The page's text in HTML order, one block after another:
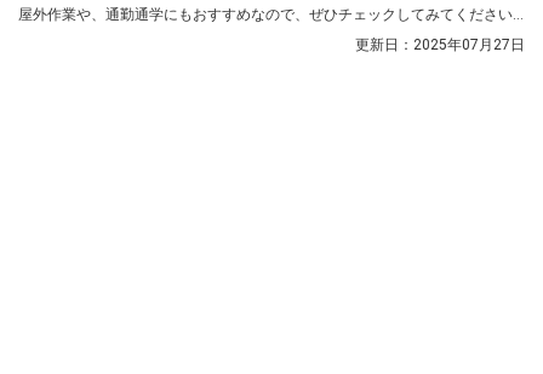
屋外作業や、通勤通学にもおすすめなので、ぜひチェックしてみてください
更新日： 2025年07月27日